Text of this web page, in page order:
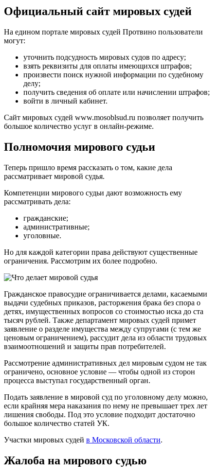
Официальный сайт мировых судей
На едином портале мировых судей Протвино пользователи
могут:
уточнить подсудность мировых судов по адресу;
взять реквизиты для оплаты имеющихся штрафов;
произвести поиск нужной информации по судебному
делу;
получить сведения об оплате или начислении штрафов;
войти в личный кабинет.
Сайт мировых судей www.mosoblsud.ru позволяет получить
большое количество услуг в онлайн-режиме.
Полномочия мирового судьи
Теперь пришло время рассказать о том, какие дела
рассматривает мировой судья.
Компетенции мирового судьи дают возможность ему
рассматривать дела:
гражданские;
административные;
уголовные.
Но для каждой категории права действуют существенные
ограничения. Рассмотрим их более подробно.
Гражданское правосудие ограничивается делами, касаемыми
выдачи судебных приказов, расторжения брака без спора о
детях, имущественных вопросов со стоимостью иска до ста
тысяч рублей. Также департамент мировых судей примет
заявление о разделе имущества между супругами (с тем же
ценовым ограничением), рассудит дела из области трудовых
взаимоотношений и защиты прав потребителей.
Рассмотрение административных дел мировым судом не так
ограничено, основное условие — чтобы одной из сторон
процесса выступал государственный орган.
Подать заявление в мировой суд по уголовному делу можно,
если крайняя мера наказания по нему не превышает трех лет
лишения свободы. Под это условие подходит достаточно
большое количество статей УК.
Участки мировых судей в Московской области.
Жалоба на мирового судью